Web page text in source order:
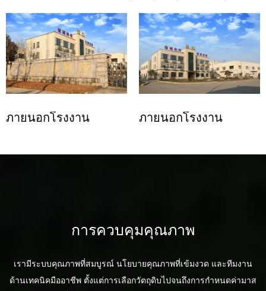
ภายนอกโรงงาน ภายนอกโรงงาน
การควบคุมคุณภาพ
เรามีระบบคุณภาพที่สมบูรณ์ นโยบายคุณภาพที่เข้มงวด และทีมงาน
ด้านเทคนิคมืออาชีพ ตั้งแต่การเลือกวัตถุดิบไปจนถึงการกำหนดค่ามาส